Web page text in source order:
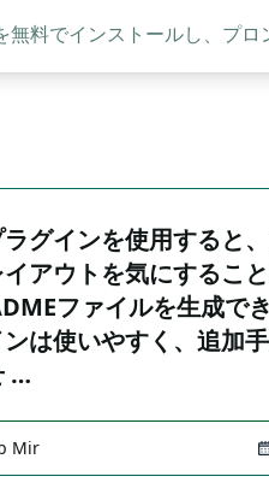
料でインストールし、プロ
グインを使用すると
イアウトを気にするこ
ファイルを生成で
は使いやすく、追加
…
Mir